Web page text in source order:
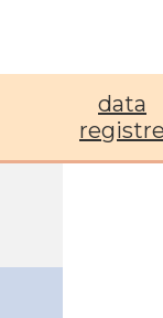
data